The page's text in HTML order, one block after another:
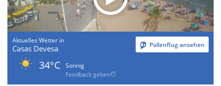
Aktuelles Wetter in
Casas Devesa Pollenflug ansehen
34°C
Sonnig
Feedback geben